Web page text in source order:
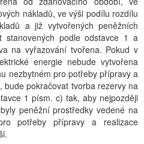
nákladů, ve výši podílu rozdílu
a již vytvořených peněžních
podle odstavce 1 a
na vyřazování tvořena. Pokud v
energie nebude vytvořena
nezbytném pro potřeby přípravy a
bude pokračovat tvorba rezervy na
1 písm. c) tak, aby nejpozději
peněžní prostředky vedené na
potřeby přípravy a realizace